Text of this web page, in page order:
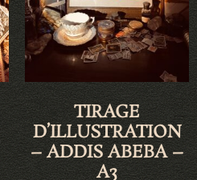
TIRAGE
D’ILLUSTRATION
– ADDIS ABEBA –
A3